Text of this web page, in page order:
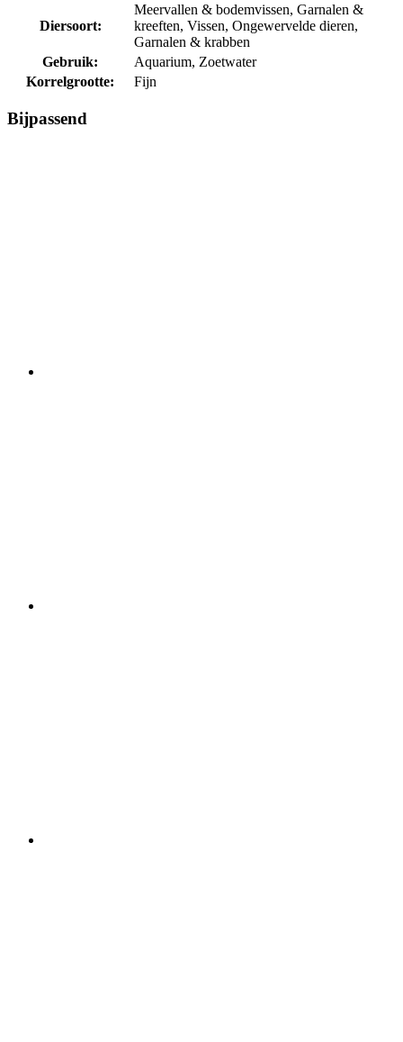
Diersoort:
Meervallen & bodemvissen, Garnalen &
kreeften, Vissen, Ongewervelde dieren,
Garnalen & krabben
Gebruik:
Aquarium, Zoetwater
Korrelgrootte:
Fijn
Bijpassend